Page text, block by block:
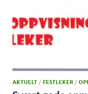
AKTUELT / FESTLEKER /